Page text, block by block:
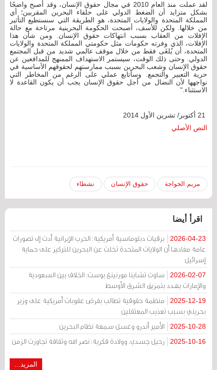
لقد عملت منذ العام 2010 في مجال حقوق الإنسان، وقد أصبح واضحًا
بشكل متزايد أن الضغط الدولي على حلفاء البحرين المقربين؛ أي
المملكة المتحدة والولايات المتحدة، هو الطريقة التي سنستطيع التأثير
من خلالها. ولكن للأسف، أصبحت الحكومة البحرينية مرتاحة مع حالة
الإفلات من العقاب بسبب انتهاكات حقوق الإنسان. ومن شأن هذا
الإفلات، الذي وفرته حكومات مثل حكومتي المملكة المتحدة والولايات
المتحدة، أن يُلغَى فقط من خلال موقف عالمي شديد من قبل المجتمع
الدولي. وحتى ذلك الوقت، سيستمر الاستهداف الممنهج للمدافعين عن
حقوق الإنسان وشعب البحرين بسبب ممارستهم لحقوقهم الأساسية في
حرية التعبير والتجمع. وسأتابع عملي على الرغم من المخاطر التي
نواجهها لأن النضال من أجل حقوق الإنسان يجب أن يكون القاعدة لا
الاستثناء."
النص الأصلي
مريم الخواجة حقوق الإنسان نشطاء
اقرأ أيضا
2026-04-23
برقيات دبلوماسية أمريكية: الحرب الإيرانية أدت إلى تصورات
عامة مفادها أن الولايات المتحدة تخلت عن البحرين للتركيز على حماية
إسرائيل
2026-02-07
ساوث تشاينا مورنينغ بوست: الخلاف بين السعودية
والإمارات يهدد بتمزيق الشرق الأوسط
2025-12-19
منظمة حقوقية تطالب بفرض عقوبات أمريكية على وزير
بحريني بسبب تعذيب المعتقلين
2025-10-28 الأمير أندرو وغسل سمعة نظام البحرين
2025-10-16 رحيل جسدي، وولادة فكرية: نصر الله وثقافة تجاوزت الزمن
المزيد...